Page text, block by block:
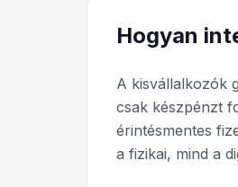
Hogyan
A kisvállalkozók
csak készpénzt
érintésmentes
a fizikai, mind a